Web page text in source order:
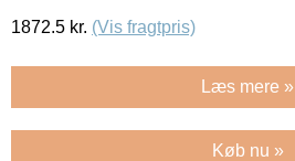
1872.5 kr. (Vis fragtpris)
Læs mere »
Køb nu »